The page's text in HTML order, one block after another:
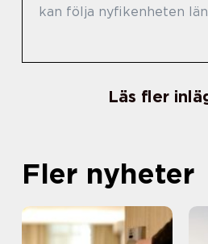
kan följa nyfikenheten
Läs fler
Fler nyheter